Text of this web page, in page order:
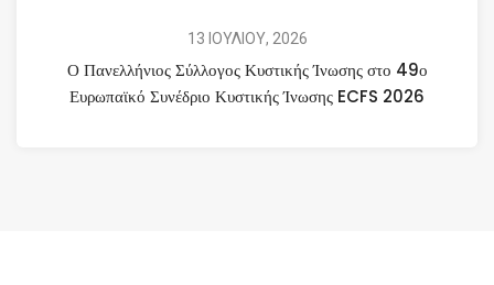
13 ΙΟΥΛΙΟΥ, 2026
Ο Πανελλήνιος Σύλλογος Κυστικής Ίνωσης στο 49ο
Ευρωπαϊκό Συνέδριο Κυστικής Ίνωσης ECFS 2026